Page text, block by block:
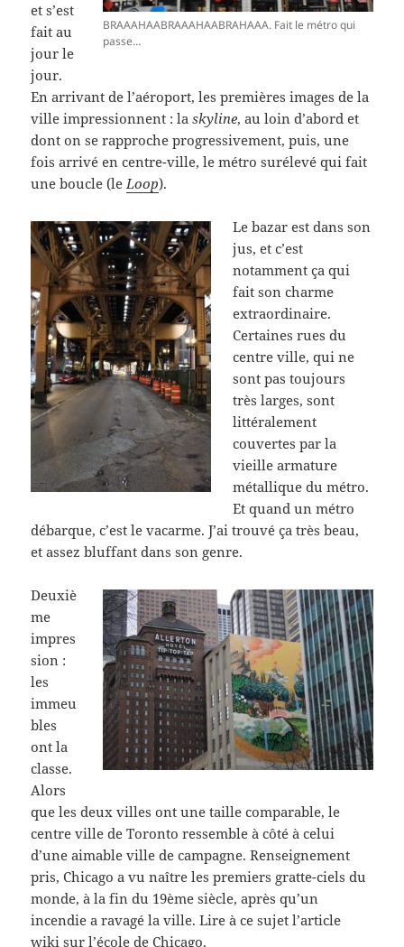
BRAAAHAABRAAAHAABRAHAAA. Fait le métro qui
passe…
et s’est
fait au
jour le
jour.
En arrivant de l’aéroport, les premières images de la
ville impressionnent : laskyline, au loin d’abord et
dont on se rapproche progressivement, puis, une
fois arrivé en centre-ville, le métro surélevé qui fait
une boucle (leLoop).
Le bazar est dans son
jus, et c’est
notamment ça qui
fait son charme
extraordinaire.
Certaines rues du
centre ville, qui ne
sont pas toujours
très larges, sont
littéralement
couvertes par la
vieille armature
métallique du métro.
Et quand un métro
débarque, c’est le vacarme. J’ai trouvé ça très beau,
et assez bluffant dans son genre.
Deuxiè
me
impres
sion :
les
immeu
bles
ont la
classe.
Alors
que les deux villes ont une taille comparable, le
centre ville de Toronto ressemble à côté à celui
d’une aimable ville de campagne. Renseignement
pris, Chicago a vu naître les premiers gratte-ciels du
monde, à la fin du 19ème siècle, après qu’un
incendie a ravagé la ville. Lire à ce sujet l’article
wiki surl’école de Chicago.